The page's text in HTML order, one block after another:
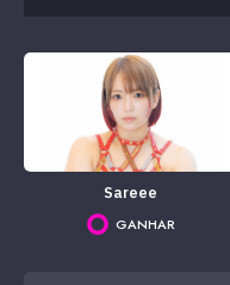
Sareee
GANHAR